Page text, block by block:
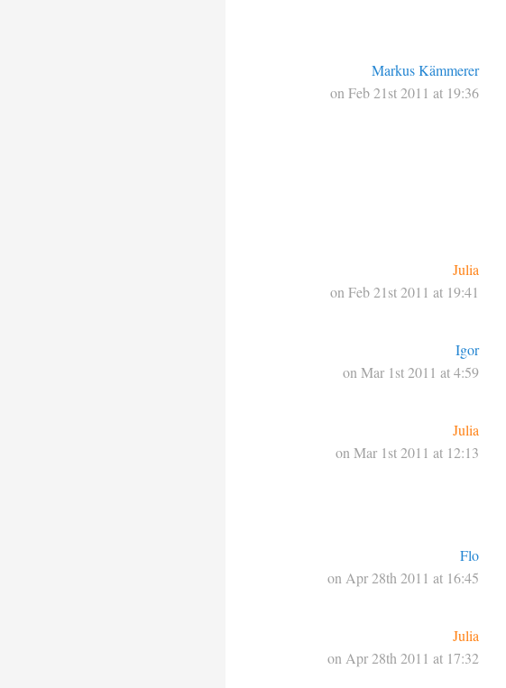
Markus Kämmerer
on Feb 21st 2011 at 19:36
Julia
on Feb 21st 2011 at 19:41
Igor
on Mar 1st 2011 at 4:59
Julia
on Mar 1st 2011 at 12:13
Flo
on Apr 28th 2011 at 16:45
Julia
on Apr 28th 2011 at 17:32